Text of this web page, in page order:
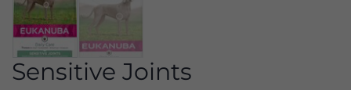
Sensitive Joints